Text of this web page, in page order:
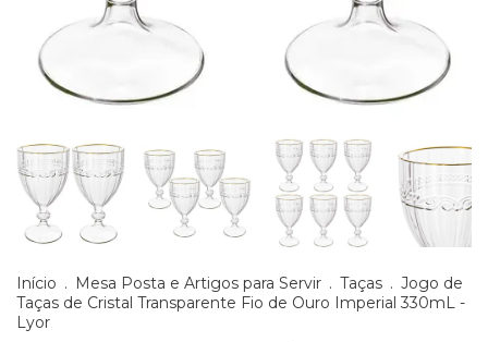
Início . Mesa Posta e Artigos para Servir . Taças . Jogo de
Taças de Cristal Transparente Fio de Ouro Imperial 330mL -
Lyor